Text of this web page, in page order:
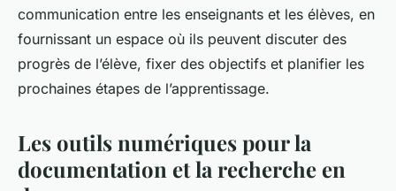
communication entre les enseignants et les élèves, en
fournissant un espace où ils peuvent discuter des
progrès de l’élève, fixer des objectifs et planifier les
prochaines étapes de l’apprentissage.
Les outils numériques pour la
documentation et la recherche en